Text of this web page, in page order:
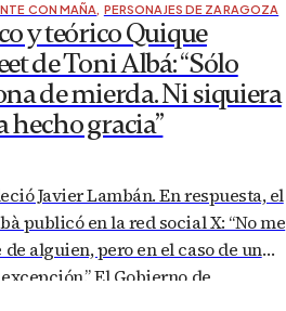
CON MAÑA, PERSONAJES DE ZARAGOZA
y teórico Quique
de Toni Albá: “Sólo
de mierda. Ni siquiera
hecho gracia”
Javier Lambán. En respuesta, el
publicó en la red social X: “No me
alguien, pero en el caso de un
El Gobierno de